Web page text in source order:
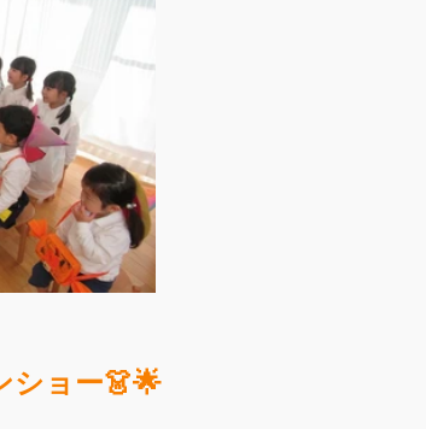
ショー👗🌟